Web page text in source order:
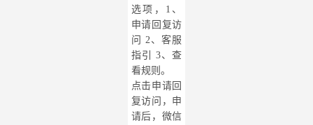
选项， 1、
申请回复访
问 2、客服
指引 3、查
看规则。
点击申请回
复访问，申
请后，微信